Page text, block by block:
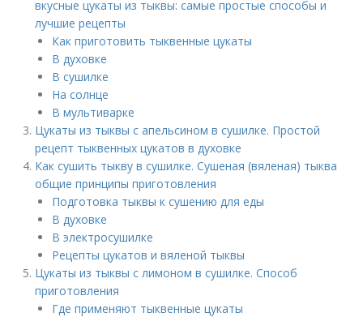
вкусные цукаты из тыквы: самые простые способы и
лучшие рецепты
Как приготовить тыквенные цукаты
В духовке
В сушилке
На солнце
В мультиварке
Цукаты из тыквы с апельсином в сушилке. Простой
рецепт тыквенных цукатов в духовке
Как сушить тыкву в сушилке. Сушеная (вяленая) тыква
общие принципы приготовления
Подготовка тыквы к сушению для еды
В духовке
В электросушилке
Рецепты цукатов и вяленой тыквы
Цукаты из тыквы с лимоном в сушилке. Способ
приготовления
Где применяют тыквенные цукаты